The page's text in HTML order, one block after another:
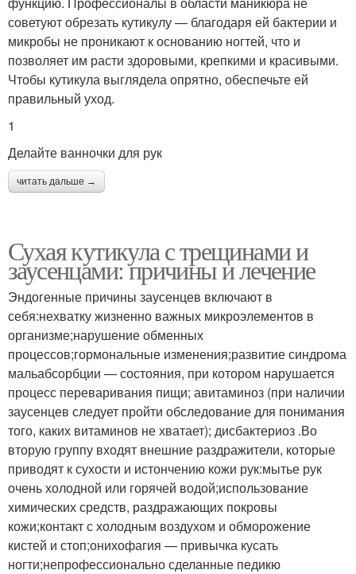
советуют обрезать кутикулу — благодаря ей бактерии и
микробы не проникают к основанию ногтей, что и
позволяет им расти здоровыми, крепкими и красивыми.
Чтобы кутикула выглядела опрятно, обеспечьте ей
правильный уход.
1
Делайте ванночки для рук
читать дальше →
Сухая кутикула с трещинами и
заусенцами: причины и лечение
Эндогенные причины заусенцев включают в
себя:нехватку жизненно важных микроэлементов в
организме;нарушение обменных
процессов;гормональные изменения;развитие синдрома
мальабсорбции — состояния, при котором нарушается
процесс переваривания пищи; авитаминоз (при наличии
заусенцев следует пройти обследование для понимания
того, каких витаминов не хватает); дисбактериоз .Во
вторую группу входят внешние раздражители, которые
приводят к сухости и истончению кожи рук:мытье рук
очень холодной или горячей водой;использование
химических средств, раздражающих покровы
кожи;контакт с холодным воздухом и обморожение
кистей и стоп;онихофагия — привычка кусать
ногти;непрофессионально сделанные педикю